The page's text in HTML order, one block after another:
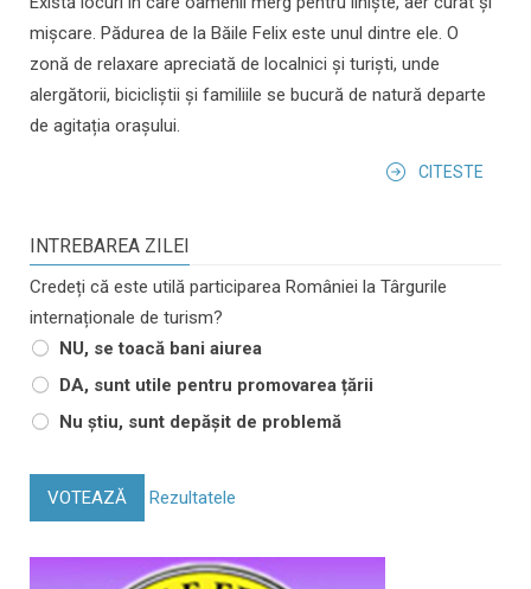
mișcare. Pădurea de la Băile Felix este unul dintre ele. O
zonă de relaxare apreciată de localnici și turiști, unde
alergătorii, bicicliștii și familiile se bucură de natură departe
de agitația orașului.
CITESTE
INTREBAREA ZILEI
Credeți că este utilă participarea României la Târgurile
internaționale de turism?
NU, se toacă bani aiurea
DA, sunt utile pentru promovarea țării
Nu știu, sunt depășit de problemă
VOTEAZĂ Rezultatele